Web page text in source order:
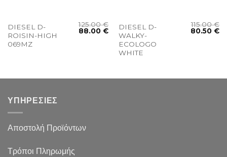
DIESEL D-
ROISIN-HIGH
069MZ
125.00€
88.00€
DIESEL D-
WALKY-
ECOLOGO
WHITE
115.00€
80.50€
ΥΠΗΡΕΣΙΕΣ
Αποστολή Προϊόντων
Τρόποι Πληρωμής